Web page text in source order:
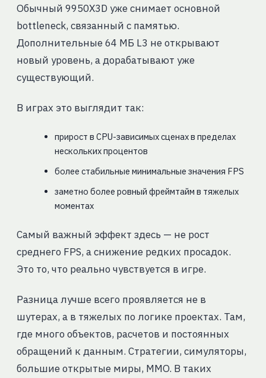
Обычный 9950X3D уже снимает основной
bottleneck, связанный с памятью.
Дополнительные 64 МБ L3 не открывают
новый уровень, а дорабатывают уже
существующий.
В играх это выглядит так:
прирост в CPU-зависимых сценах в пределах
нескольких процентов
более стабильные минимальные значения FPS
заметно более ровный фреймтайм в тяжелых
моментах
Самый важный эффект здесь — не рост
среднего FPS, а снижение редких просадок.
Это то, что реально чувствуется в игре.
Разница лучше всего проявляется не в
шутерах, а в тяжелых по логике проектах. Там,
где много объектов, расчетов и постоянных
обращений к данным. Стратегии, симуляторы,
большие открытые миры, MMO. В таких